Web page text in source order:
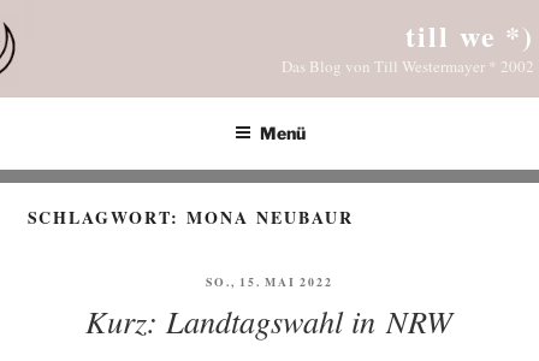
Inhalt
springen
till we *)
Das Blog von Till Westermayer * 2002
Menü
SCHLAGWORT:MONA NEUBAUR
VERÖFFENTLICHT
SO., 15. MAI 2022
Kurz: Landtagswahl in NRW